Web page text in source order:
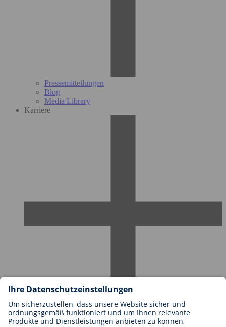
Pressemitteilungen
Blog
Media Library
Karriere
Karriere bei BIOTRONIK